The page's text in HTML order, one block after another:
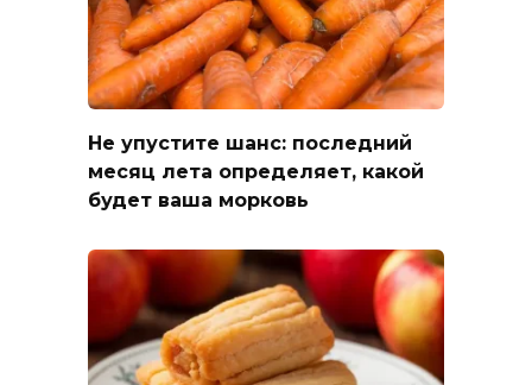
Не упустите шанс: последний
месяц лета определяет, какой
будет ваша морковь